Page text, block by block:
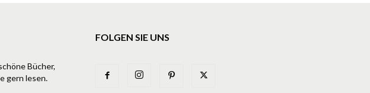
Bücher,
gern lesen.
FOLGEN SIE UNS